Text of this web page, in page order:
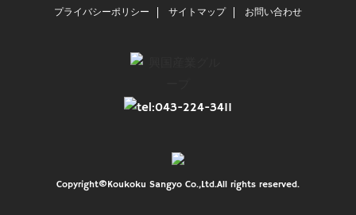
プライバシーポリシー サイトマップ お問い合わせ
Copyright©Koukoku Sangyo Co.,Ltd.All rights reserved.